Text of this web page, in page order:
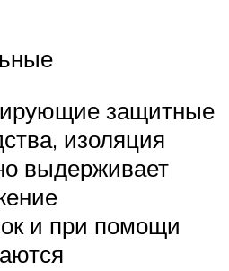
защитные
изоляция
выдерживает
и при помощи